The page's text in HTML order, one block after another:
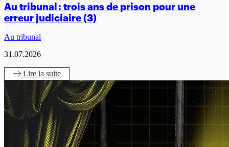
Au tribunal : trois ans de prison pour une
erreur judiciaire (3)
Au tribunal
31.07.2026
Lire la suite